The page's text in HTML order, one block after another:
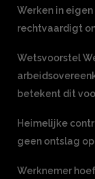
Werken in
rechtvaardigt
Wetsvoorstel
betekent dit
Heimelijke
geen ontslag
Werknemer